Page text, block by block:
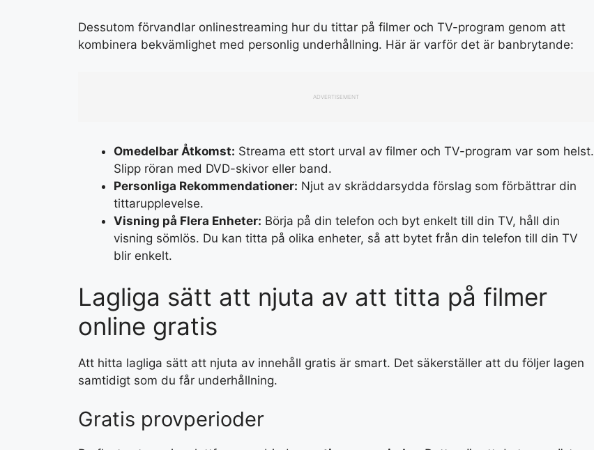
Dessutom förvandlar onlinestreaming hur du tittar på filmer och TV-program genom att
kombinera bekvämlighet med personlig underhållning. Här är varför det är banbrytande:
ADVERTISEMENT
Omedelbar Åtkomst: Streama ett stort urval av filmer och TV-program var som helst.
Slipp röran med DVD-skivor eller band.
Personliga Rekommendationer: Njut av skräddarsydda förslag som förbättrar din
tittarupplevelse.
Visning på Flera Enheter: Börja på din telefon och byt enkelt till din TV, håll din
visning sömlös. Du kan titta på olika enheter, så att bytet från din telefon till din TV
blir enkelt.
Lagliga sätt att njuta av att titta på filmer
online gratis
Att hitta lagliga sätt att njuta av innehåll gratis är smart. Det säkerställer att du följer lagen
samtidigt som du får underhållning.
Gratis provperioder